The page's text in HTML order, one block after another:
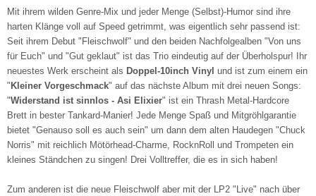
Mit ihrem wilden Genre-Mix und jeder Menge (Selbst)-Humor sind ihre
harten Klänge voll auf Speed getrimmt, was eigentlich sehr passend ist:
Seit ihrem Debut "Fleischwolf" und den beiden Nachfolgealben "Von uns
für Euch" und "Gut geklaut" ist das Trio eindeutig auf der Überholspur! Ihr
neuestes Werk erscheint als Doppel-10inch Vinyl und ist zum einem ein
" Kleiner Vorgeschmack" auf das nächste Album mit drei neuen Songs:
"Widerstand ist sinnlos - Asi Elixier" ist ein Thrash Metal-Hardcore
Brett in bester Tankard-Manier! Jede Menge Spaß und Mitgröhlgarantie
bietet "Genauso soll es auch sein" um dann dem alten Haudegen "Chuck
Norris" mit reichlich Mötörhead-Charme, RocknRoll und Trompeten ein
kleines Ständchen zu singen! Drei Volltreffer, die es in sich haben!
Zum anderen ist die neue Fleischwolf aber mit der LP2 "Live" nach über